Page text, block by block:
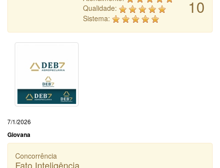
10
Qualidade:
Sistema:
7/1/2026
Giovana
Concorrência
Fato Inteligência